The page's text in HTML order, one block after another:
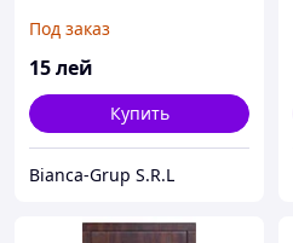
Под заказ
15лей
Купить
Bianca-Grup S.R.L